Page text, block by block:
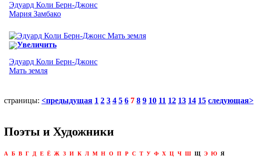
Эдуард Коли Берн-Джонс
Мария Замбако
Увеличить
Эдуард Коли Берн-Джонс
Мать земля
страницы: <предыдущая 1 2 3 4 5 6 7 8 9 10 11 12 13 14 15 следующая>
Поэты и Художники
А Б В Г Д Е Ё Ж З И К Л М Н О П Р С Т У Ф Х Ц Ч Ш Щ Э Ю Я